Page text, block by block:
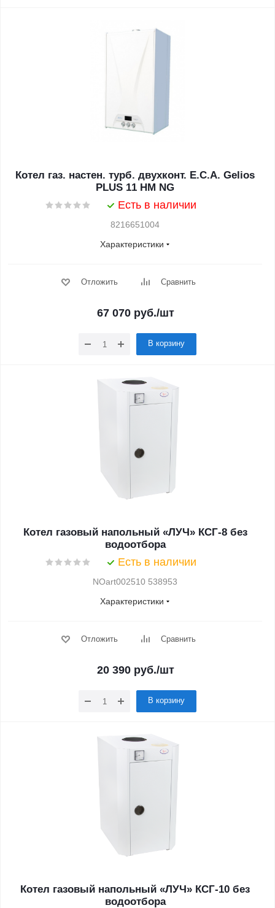
Котел газ. настен. турб. двухконт. E.C.A. Gelios
PLUS 11 HM NG
Есть в наличии
8216651004
Характеристики
Отложить Сравнить
67 070руб./шт
В корзину
Котел газовый напольный «ЛУЧ» КСГ-8 без
водоотбора
Есть в наличии
NOart002510 538953
Характеристики
Отложить Сравнить
20 390руб./шт
В корзину
Котел газовый напольный «ЛУЧ» КСГ-10 без
водоотбора